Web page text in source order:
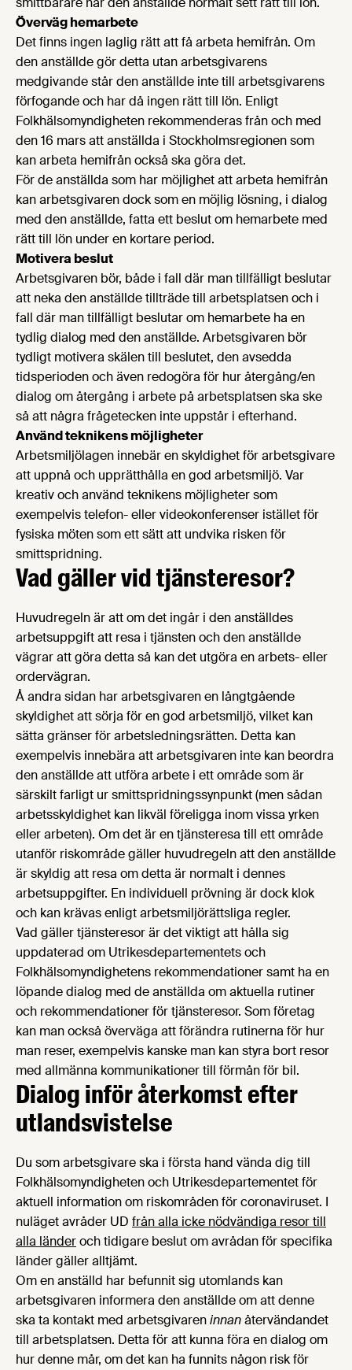
Överväg hemarbete
Det finns ingen laglig rätt att få arbeta hemifrån. Om
den anställde gör detta utan arbetsgivarens
medgivande står den anställde inte till arbetsgivarens
förfogande och har då ingen rätt till lön. Enligt
Folkhälsomyndigheten rekommenderas från och med
den 16 mars att anställda i Stockholmsregionen som
kan arbeta hemifrån också ska göra det.
För de anställda som har möjlighet att arbeta hemifrån
kan arbetsgivaren dock som en möjlig lösning, i dialog
med den anställde, fatta ett beslut om hemarbete med
rätt till lön under en kortare period.
Motivera beslut
Arbetsgivaren bör, både i fall där man tillfälligt beslutar
att neka den anställde tillträde till arbetsplatsen och i
fall där man tillfälligt beslutar om hemarbete ha en
tydlig dialog med den anställde. Arbetsgivaren bör
tydligt motivera skälen till beslutet, den avsedda
tidsperioden och även redogöra för hur återgång/en
dialog om återgång i arbete på arbetsplatsen ska ske
så att några frågetecken inte uppstår i efterhand.
Använd teknikens möjligheter
Arbetsmiljölagen innebär en skyldighet för arbetsgivare
att uppnå och upprätthålla en god arbetsmiljö. Var
kreativ och använd teknikens möjligheter som
exempelvis telefon- eller videokonferenser istället för
fysiska möten som ett sätt att undvika risken för
smittspridning.
Vad gäller vid tjänsteresor?
Huvudregeln är att om det ingår i den anställdes
arbetsuppgift att resa i tjänsten och den anställde
vägrar att göra detta så kan det utgöra en arbets- eller
ordervägran.
Å andra sidan har arbetsgivaren en långtgående
skyldighet att sörja för en god arbetsmiljö, vilket kan
sätta gränser för arbetsledningsrätten. Detta kan
exempelvis innebära att arbetsgivaren inte kan beordra
den anställde att utföra arbete i ett område som är
särskilt farligt ur smittspridningssynpunkt (men sådan
arbetsskyldighet kan likväl föreligga inom vissa yrken
eller arbeten). Om det är en tjänsteresa till ett område
utanför riskområde gäller huvudregeln att den anställde
är skyldig att resa om detta är normalt i dennes
arbetsuppgifter. En individuell prövning är dock klok
och kan krävas enligt arbetsmiljörättsliga regler.
Vad gäller tjänsteresor är det viktigt att hålla sig
uppdaterad om Utrikesdepartementets och
Folkhälsomyndighetens rekommendationer samt ha en
löpande dialog med de anställda om aktuella rutiner
och rekommendationer för tjänsteresor. Som företag
kan man också överväga att förändra rutinerna för hur
man reser, exempelvis kanske man kan styra bort resor
med allmänna kommunikationer till förmån för bil.
Dialog inför återkomst efter
utlandsvistelse
Du som arbetsgivare ska i första hand vända dig till
Folkhälsomyndigheten och Utrikesdepartementet för
aktuell information om riskområden för coronaviruset. I
nuläget avråder UD från alla icke nödvändiga resor till
alla länderoch tidigare beslut om avrådan för specifika
länder gäller alltjämt.
Om en anställd har befunnit sig utomlands kan
arbetsgivaren informera den anställde om att denne
ska ta kontakt med arbetsgivareninnanåtervändandet
till arbetsplatsen. Detta för att kunna föra en dialog om
hur denne mår, om det kan ha funnits någon risk för